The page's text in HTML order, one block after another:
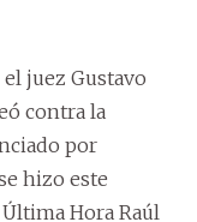
juez Gustavo
contra la
por
hizo este
Hora Raúl